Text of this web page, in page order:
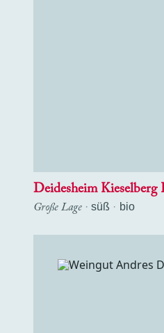
Deidesheim Kieselberg
Große Lage · süß bio